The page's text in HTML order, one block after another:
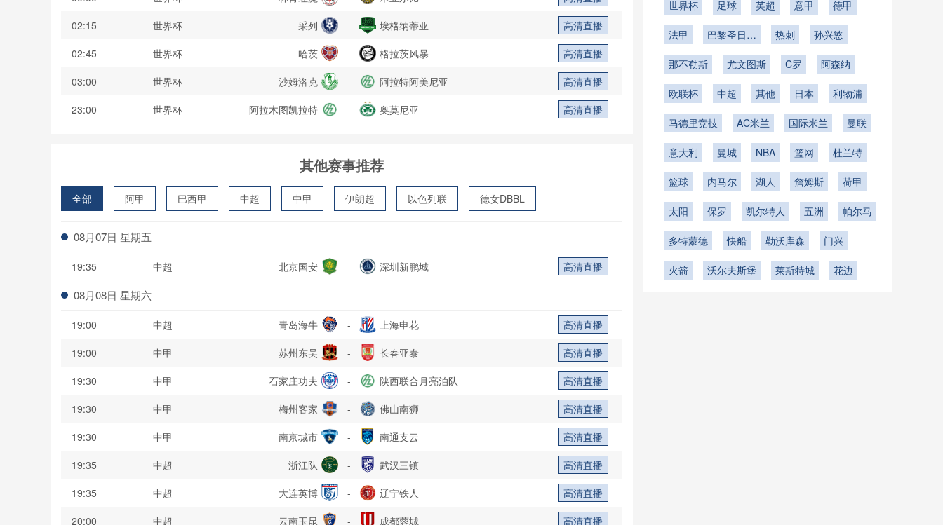
02:15
世界杯 采列 - 埃格纳蒂亚
高清直播
02:45
世界杯 哈茨 - 格拉茨风暴
高清直播
03:00
世界杯 沙姆洛克 - 阿拉特阿美尼亚
高清直播
23:00
世界杯 阿拉木图凯拉特 - 奥莫尼亚 高清直播
其他赛事推荐
全部 阿甲 巴西甲 中超 中甲 伊朗超 以色列联 德女DBBL
波黑联
08月07日 星期五
19:35 中超 北京国安 - 深圳新鹏城 高清直播
08月08日 星期六
19:00 中超 青岛海牛 - 上海申花
高清直播
19:00
中甲 苏州东吴 - 长春亚泰
高清直播
19:30
中甲 石家庄功夫 - 陕西联合月亮泊队
高清直播
19:30
中甲 梅州客家 - 佛山南狮
高清直播
19:30
中甲 南京城市 - 南通支云
高清直播
19:35
中超 浙江队 - 武汉三镇
高清直播
19:35
中超 大连英博 - 辽宁铁人
高清直播
20:00
中超 云南玉昆 - 成都蓉城 高清直播
世界杯 足球 英超 意甲 德甲
法甲
巴黎圣日耳
热刺 孙兴慜
那不勒斯 尤文图斯 C罗 阿森纳
欧联杯 中超 其他 日本 利物浦
马德里竞技 AC米兰 国际米兰 曼联
意大利 曼城 NBA 篮网 杜兰特
篮球 内马尔 湖人 詹姆斯 荷甲
太阳 保罗 凯尔特人 五洲 帕尔马
多特蒙德 快船 勒沃库森 门兴
火箭 沃尔夫斯堡 莱斯特城 花边